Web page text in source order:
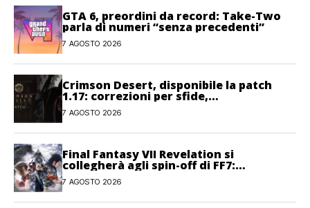
GTA 6, preordini da record: Take-Two
parla di numeri “senza precedenti”
7 AGOSTO 2026
Crimson Desert, disponibile la patch
1.17: correzioni per sfide,
combattimento e interfaccia
7 AGOSTO 2026
Final Fantasy VII Revelation si
collegherà agli spin-off di FF7:
Hamaguchi non si pone limiti
7 AGOSTO 2026